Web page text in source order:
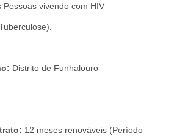
Pessoas vivendo com HIV
Distrito de Funhalouro
12 meses renováveis (Período